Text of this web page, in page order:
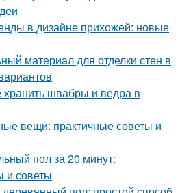
в дизайне прихожей: новые
материал для отделки стен в
хранить швабры и ведра в
вещи: практичные советы и
пол за 20 минут:
и советы